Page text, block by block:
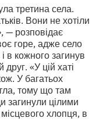
третина села.
Вони не хотіли
— розповідає
горе, адже село
в кожного загинув
«У цій хаті
У багатьох
тому що там
загинули цілими
хлопця, в